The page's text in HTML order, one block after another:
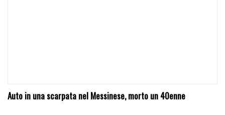
Auto in una scarpata nel Messinese, morto un 40enne